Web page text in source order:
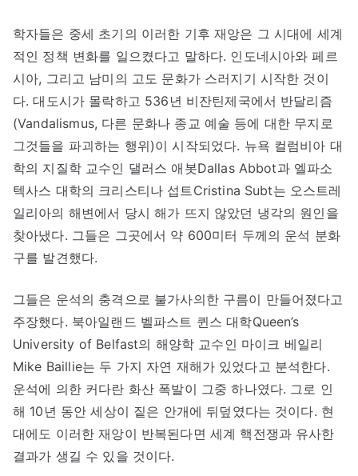
학자들은 중세 초기의 이러한 기후 재앙은 그 시대에 세계
적인 정책 변화를 일으켰다고 말하다. 인도네시아와 페르
시아, 그리고 남미의 고도 문화가 스러지기 시작한 것이
다. 대도시가 몰락하고 536년 비잔틴제국에서 반달리즘
(Vandalismus, 다른 문화나 종교 예술 등에 대한 무지로
그것들을 파괴하는 행위)이 시작되었다. 뉴욕 컬럼비아 대
학의 지질학 교수인 댈러스 애봇Dallas Abbot과 엘파소
텍사스 대학의 크리스티나 섭트Cristina Subt는 오스트레
일리아의 해변에서 당시 해가 뜨지 않았던 냉각의 원인을
찾아냈다. 그들은 그곳에서 약 600미터 두께의 운석 분화
구를 발견했다.
그들은 운석의 충격으로 불가사의한 구름이 만들어졌다고
주장했다. 북아일랜드 벨파스트 퀸스 대학Queen’s
University of Belfast의 해양학 교수인 마이크 베일리
Mike Baillie는 두 가지 자연 재해가 있었다고 분석한다.
운석에 의한 커다란 화산 폭발이 그중 하나였다. 그로 인
해 10년 동안 세상이 짙은 안개에 뒤덮였다는 것이다. 현
대에도 이러한 재앙이 반복된다면 세계 핵전쟁과 유사한
결과가 생길 수 있을 것이다.